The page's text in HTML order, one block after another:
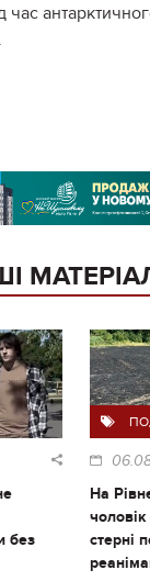
час
без
На
стерні